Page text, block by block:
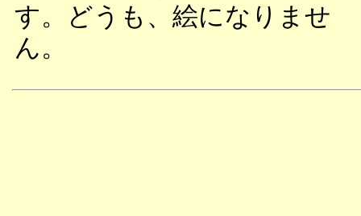
す。どうも、絵になりませ
ん。